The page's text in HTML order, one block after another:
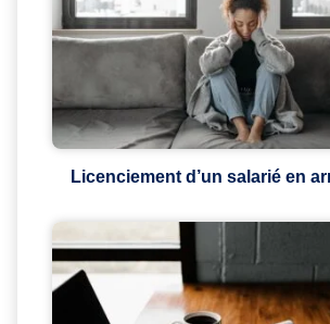
Licenciement d’un salarié en